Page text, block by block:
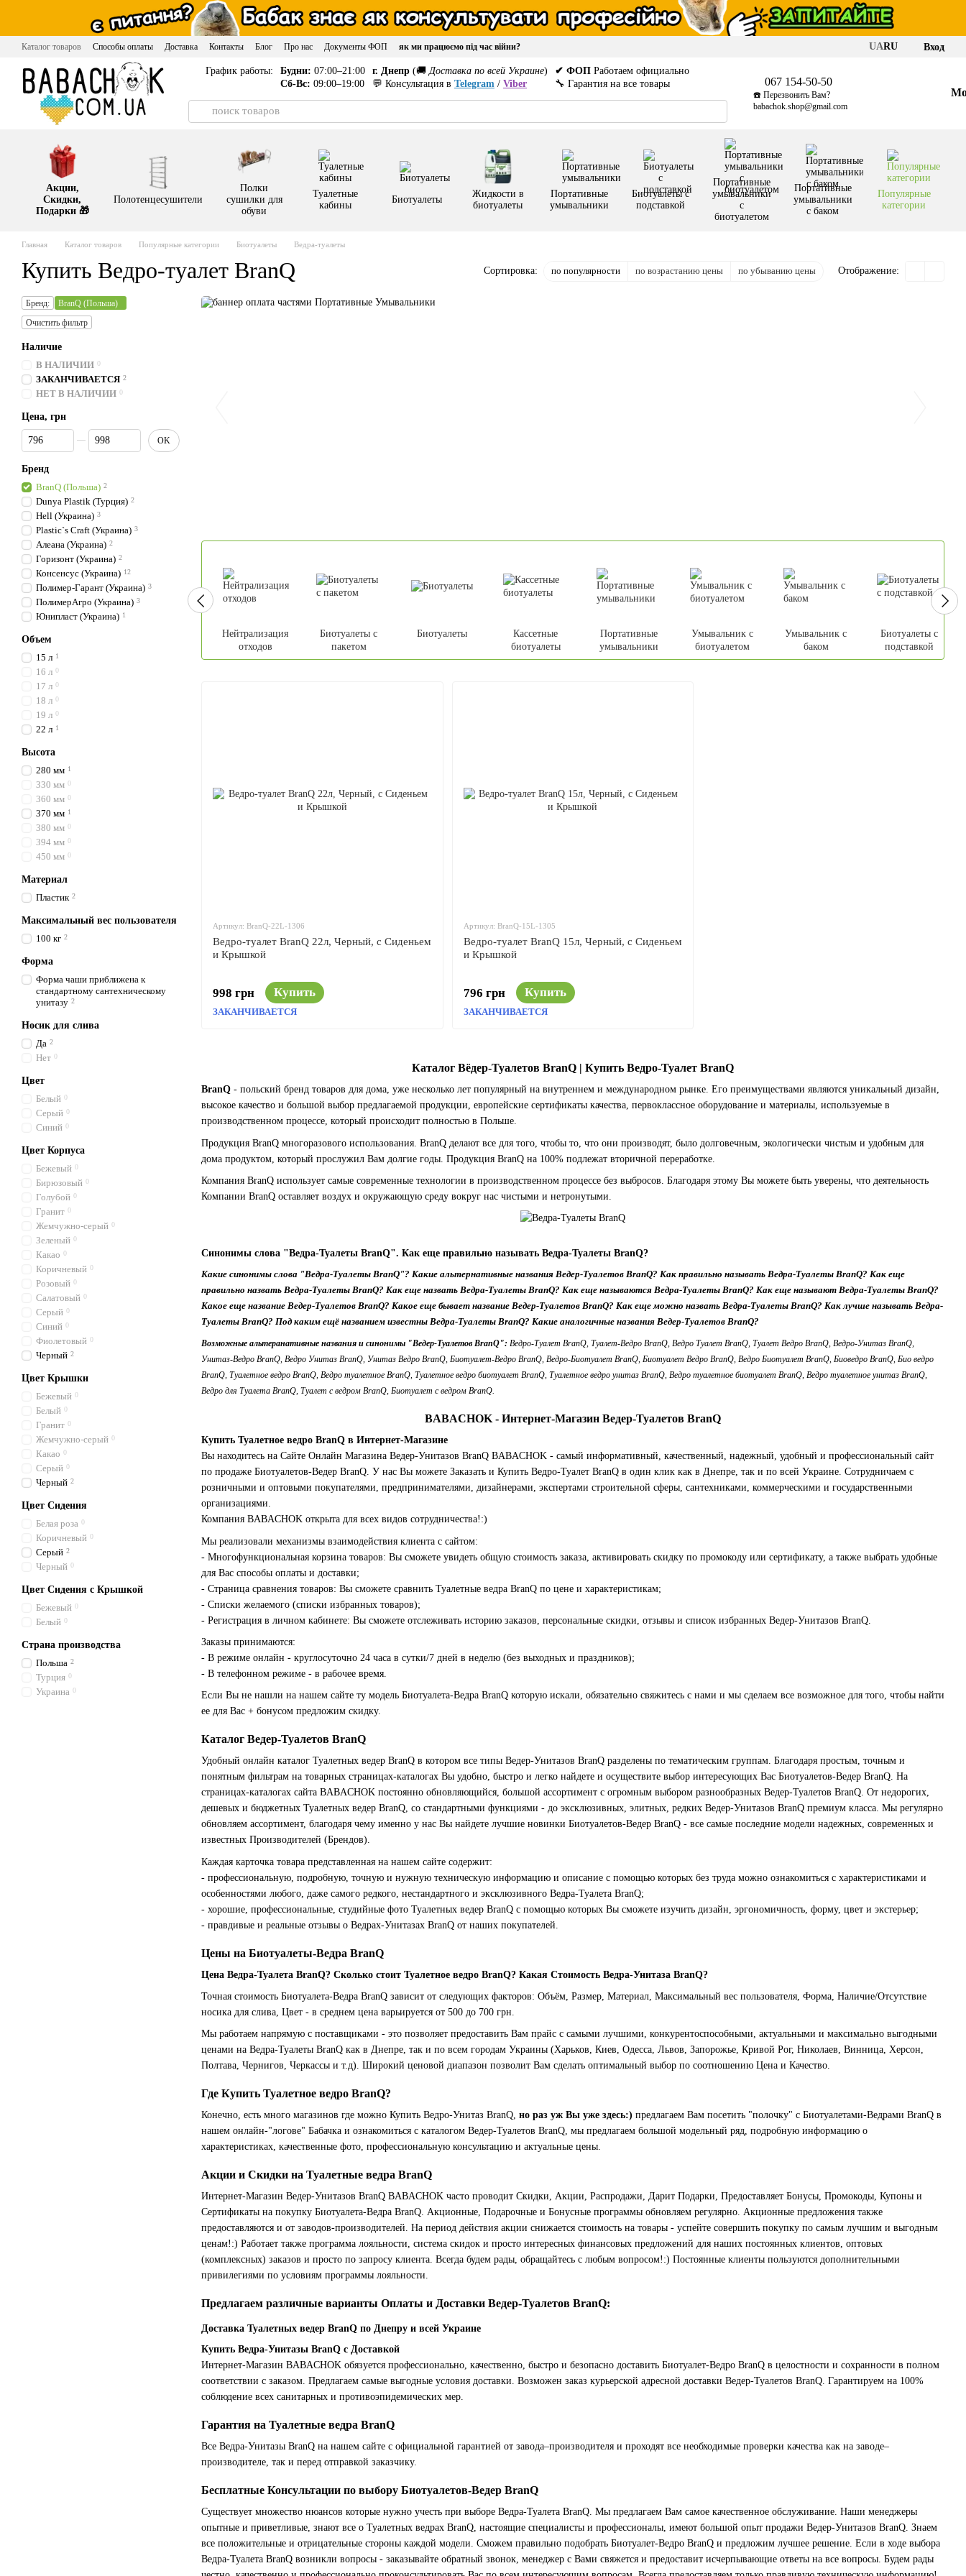
Перейти к основному контенту
Каталог товаров Способы оплаты Доставка Контакты Блог Про нас Документы ФОП як ми працюємо під час війни? UARU Вход
График работы: Будни: 07:00–21:00
Сб-Вс: 09:00–19:00
г. Днепр (🚚 Доставка по всей Украине)
💬 Консультация в Telegram / Viber
✔ ФОП Работаем официально
🔧 Гарантия на все товары
067 154-50-50
☎️ Перезвонить Вам?
babachok.shop@gmail.com
Акции,
Скидки,
Подарки 🎁
Полотенцесушители
Полки
сушилки для
обуви
Туалетные
кабины
Биотуалеты
Жидкости в
биотуалеты
Портативные
умывальники
Биотуалеты с
подставкой
Портативные
умывальники
с
биотуалетом
Портативные
умывальники
с баком
Популярные
категории
Главная Каталог товаров Популярные категории Биотуалеты Ведра-туалеты
Купить Ведро-туалет BranQ Сортировка: по популярности по возрастанию цены по убыванию цены Отображение:
Нейтрализация
отходов
Биотуалеты с
пакетом
Биотуалеты
Кассетные
биотуалеты
Портативные
умывальники
Умывальник с
биотуалетом
Умывальник с
баком
Биотуалеты с
подставкой
Каталог Вёдер-Туалетов BranQ | Купить Ведро-Туалет BranQ
BranQ - польский бренд товаров для дома, уже несколько лет популярный на внутреннем и международном рынке. Его преимуществами являются уникальный дизайн,
высокое качество и большой выбор предлагаемой продукции, европейские сертификаты качества, первоклассное оборудование и материалы, используемые в
производственном процессе, который происходит полностью в Польше.
Продукция BranQ многоразового использования. BranQ делают все для того, чтобы то, что они производят, было долговечным, экологически чистым и удобным для
дома продуктом, который прослужил Вам долгие годы. Продукция BranQ на 100% подлежат вторичной переработке.
Компания BranQ использует самые современные технологии в производственном процессе без выбросов. Благодаря этому Вы можете быть уверены, что деятельность
Компании BranQ оставляет воздух и окружающую среду вокруг нас чистыми и нетронутыми.
Синонимы слова "Ведра-Туалеты BranQ". Как еще правильно называть Ведра-Туалеты BranQ?
Какие синонимы слова "Ведра-Туалеты BranQ"? Какие альтернативные названия Ведер-Туалетов BranQ? Как правильно называть Ведра-Туалеты BranQ? Как еще
правильно назвать Ведра-Туалеты BranQ? Как еще назвать Ведра-Туалеты BranQ? Как еще называются Ведра-Туалеты BranQ? Как еще называют Ведра-Туалеты BranQ?
Какое еще название Ведер-Туалетов BranQ? Какое еще бывает название Ведер-Туалетов BranQ? Как еще можно назвать Ведра-Туалеты BranQ? Как лучше называть Ведра-
Туалеты BranQ? Под каким ещё названием известны Ведра-Туалеты BranQ? Какие аналогичные названия Ведер-Туалетов BranQ?
Возможные альтеранативные названия и синонимы "Ведер-Туалетов BranQ": Ведро-Туалет BranQ, Туалет-Ведро BranQ, Ведро Туалет BranQ, Туалет Ведро BranQ, Ведро-Унитаз BranQ,
Унитаз-Ведро BranQ, Ведро Унитаз BranQ, Унитаз Ведро BranQ, Биотуалет-Ведро BranQ, Ведро-Биотуалет BranQ, Биотуалет Ведро BranQ, Ведро Биотуалет BranQ, Биоведро BranQ, Био ведро
BranQ, Туалетное ведро BranQ, Ведро туалетное BranQ, Туалетное ведро биотуалет BranQ, Туалетное ведро унитаз BranQ, Ведро туалетное биотуалет BranQ, Ведро туалетное унитаз BranQ,
Ведро для Туалета BranQ, Туалет с ведром BranQ, Биотуалет с ведром BranQ.
BABACHOK - Интернет-Магазин Ведер-Туалетов BranQ
Купить Туалетное ведро BranQ в Интернет-Магазине
Вы находитесь на Сайте Онлайн Магазина Ведер-Унитазов BranQ BABACHOK - самый информативный, качественный, надежный, удобный и профессиональный сайт
по продаже Биотуалетов-Ведер BranQ. У нас Вы можете Заказать и Купить Ведро-Туалет BranQ в один клик как в Днепре, так и по всей Украине. Сотрудничаем с
розничными и оптовыми покупателями, предпринимателями, дизайнерами, экспертами строительной сферы, сантехниками, коммерческими и государственными
организациями.
Компания BABACHOK открыта для всех видов сотрудничества!:)
Мы реализовали механизмы взаимодействия клиента с сайтом:
- Многофункциональная корзина товаров: Вы сможете увидеть общую стоимость заказа, активировать скидку по промокоду или сертификату, а также выбрать удобные
для Вас способы оплаты и доставки;
- Страница сравнения товаров: Вы сможете сравнить Туалетные ведра BranQ по цене и характеристикам;
- Списки желаемого (списки избранных товаров);
- Регистрация в личном кабинете: Вы сможете отслеживать историю заказов, персональные скидки, отзывы и список избранных Ведер-Унитазов BranQ.
Заказы принимаются:
- В режиме онлайн - круглосуточно 24 часа в сутки/7 дней в неделю (без выходных и праздников);
- В телефонном режиме - в рабочее время.
Если Вы не нашли на нашем сайте ту модель Биотуалета-Ведра BranQ которую искали, обязательно свяжитесь с нами и мы сделаем все возможное для того, чтобы найти
ее для Вас + бонусом предложим скидку.
Каталог Ведер-Туалетов BranQ
Удобный онлайн каталог Туалетных ведер BranQ в котором все типы Ведер-Унитазов BranQ разделены по тематическим группам. Благодаря простым, точным и
понятным фильтрам на товарных страницах-каталогах Вы удобно, быстро и легко найдете и осуществите выбор интересующих Вас Биотуалетов-Ведер BranQ. На
страницах-каталогах сайта BABACHOK постоянно обновляющийся, большой ассортимент с огромным выбором разнообразных Ведер-Туалетов BranQ. От недорогих,
дешевых и бюджетных Туалетных ведер BranQ, со стандартными функциями - до эксклюзивных, элитных, редких Ведер-Унитазов BranQ премиум класса. Мы регулярно
обновляем ассортимент, благодаря чему именно у нас Вы найдете лучшие новинки Биотуалетов-Ведер BranQ - все самые последние модели надежных, современных и
известных Производителей (Брендов).
Каждая карточка товара представленная на нашем сайте содержит:
- профессиональную, подробную, точную и нужную техническую информацию и описание с помощью которых без труда можно ознакомиться с характеристиками и
особенностями любого, даже самого редкого, нестандартного и эксклюзивного Ведра-Туалета BranQ;
- хорошие, профессиональные, студийные фото Туалетных ведер BranQ с помощью которых Вы сможете изучить дизайн, эргономичность, форму, цвет и экстерьер;
- правдивые и реальные отзывы о Ведрах-Унитазах BranQ от наших покупателей.
Цены на Биотуалеты-Ведра BranQ
Цена Ведра-Туалета BranQ? Сколько стоит Туалетное ведро BranQ? Какая Стоимость Ведра-Унитаза BranQ?
Точная стоимость Биотуалета-Ведра BranQ зависит от следующих факторов: Объём, Размер, Материал, Максимальный вес пользователя, Форма, Наличие/Отсутствие
носика для слива, Цвет - в среднем цена варьируется от 500 до 700 грн.
Мы работаем напрямую с поставщиками - это позволяет предоставить Вам прайс с самыми лучшими, конкурентоспособными, актуальными и максимально выгодными
ценами на Ведра-Туалеты BranQ как в Днепре, так и по всем городам Украины (Харьков, Киев, Одесса, Львов, Запорожье, Кривой Рог, Николаев, Винница, Херсон,
Полтава, Чернигов, Черкассы и т.д). Широкий ценовой диапазон позволит Вам сделать оптимальный выбор по соотношению Цена и Качество.
Где Купить Туалетное ведро BranQ?
Конечно, есть много магазинов где можно Купить Ведро-Унитаз BranQ, но раз уж Вы уже здесь:) предлагаем Вам посетить "полочку" с Биотуалетами-Ведрами BranQ в
нашем онлайн-"логове" Бабачка и ознакомиться с каталогом Ведер-Туалетов BranQ, мы предлагаем большой модельный ряд, подробную информацию о
характеристиках, качественные фото, профессиональную консультацию и актуальные цены.
Акции и Скидки на Туалетные ведра BranQ
Интернет-Магазин Ведер-Унитазов BranQ BABACHOK часто проводит Скидки, Акции, Распродажи, Дарит Подарки, Предоставляет Бонусы, Промокоды, Купоны и
Сертификаты на покупку Биотуалета-Ведра BranQ. Акционные, Подарочные и Бонусные программы обновляем регулярно. Акционные предложения также
предоставляются и от заводов-производителей. На период действия акции снижается стоимость на товары - успейте совершить покупку по самым лучшим и выгодным
ценам!:) Работает также программа лояльности, система скидок и просто интересных финансовых предложений для наших постоянных клиентов, оптовых
(комплексных) заказов и просто по запросу клиента. Всегда будем рады, обращайтесь с любым вопросом!:) Постоянные клиенты пользуются дополнительными
привилегиями по условиям программы лояльности.
Предлагаем различные варианты Оплаты и Доставки Ведер-Туалетов BranQ:
Доставка Туалетных ведер BranQ по Днепру и всей Украине
Купить Ведра-Унитазы BranQ с Доставкой
Интернет-Магазин BABACHOK обязуется профессионально, качественно, быстро и безопасно доставить Биотуалет-Ведро BranQ в целостности и сохранности в полном
соответствии с заказом. Предлагаем самые выгодные условия доставки. Возможен заказ курьерской адресной доставки Ведер-Туалетов BranQ. Гарантируем на 100%
соблюдение всех санитарных и противоэпидемических мер.
Гарантия на Туалетные ведра BranQ
Все Ведра-Унитазы BranQ на нашем сайте с официальной гарантией от завода–производителя и проходят все необходимые проверки качества как на заводе–
производителе, так и перед отправкой заказчику.
Бесплатные Консультации по выбору Биотуалетов-Ведер BranQ
Существует множество нюансов которые нужно учесть при выборе Ведра-Туалета BranQ. Мы предлагаем Вам самое качественное обслуживание. Наши менеджеры
опытные и приветливые, знают все о Туалетных ведрах BranQ, настоящие специалисты и профессионалы, имеют большой опыт продажи Ведер-Унитазов BranQ. Знаем
все положительные и отрицательные стороны каждой модели. Сможем правильно подобрать Биотуалет-Ведро BranQ и предложим лучшее решение. Если в ходе выбора
Ведра-Туалета BranQ возникли вопросы - заказывайте обратный звонок, менеджер с Вами свяжется и предоставит исчерпывающие ответы на все вопросы. Будем рады
Артикул: BranQ-22L-1306
Ведро-туалет BranQ 22л, Черный, с Сиденьем
и Крышкой
998 грн Купить
ЗАКАНЧИВАЕТСЯ
Артикул: BranQ-15L-1305
Ведро-туалет BranQ 15л, Черный, с Сиденьем
и Крышкой
796 грн Купить
ЗАКАНЧИВАЕТСЯ
Бренд:
BranQ (Польша)
Очистить фильтр
Наличие
В НАЛИЧИИ 0
ЗАКАНЧИВАЕТСЯ 2
НЕТ В НАЛИЧИИ 0
Цена, грн
От Цена, грн
До Цена, грн
OK
Бренд
BranQ (Польша) 2
Dunya Plastik (Турция) 2
Hell (Украина) 3
Plastic`s Craft (Украина) 3
Алеана (Украина) 2
Горизонт (Украина) 2
Консенсус (Украина) 12
Полимер-Гарант (Украина) 3
ПолимерАгро (Украина) 3
Юнипласт (Украина) 1
Объем
15 л 1
16 л 0
17 л 0
18 л 0
19 л 0
22 л 1
Высота
280 мм 1
330 мм 0
360 мм 0
370 мм 1
380 мм 0
394 мм 0
450 мм 0
Материал
Пластик 2
Максимальный вес пользователя
100 кг 2
Форма
Форма чаши приближена к
стандартному сантехническому
унитазу 2
Носик для слива
Да 2
Нет 0
Цвет
Белый 0
Серый 0
Синий 0
Цвет Корпуса
Бежевый 0
Бирюзовый 0
Голубой 0
Гранит 0
Жемчужно-серый 0
Зеленый 0
Какао 0
Коричневый 0
Розовый 0
Салатовый 0
Серый 0
Синий 0
Фиолетовый 0
Черный 2
Цвет Крышки
Бежевый 0
Белый 0
Гранит 0
Жемчужно-серый 0
Какао 0
Серый 0
Черный 2
Цвет Сидения
Белая роза 0
Коричневый 0
Серый 2
Черный 0
Цвет Сидения с Крышкой
Бежевый 0
Белый 0
Страна производства
Польша 2
Турция 0
Украина 0